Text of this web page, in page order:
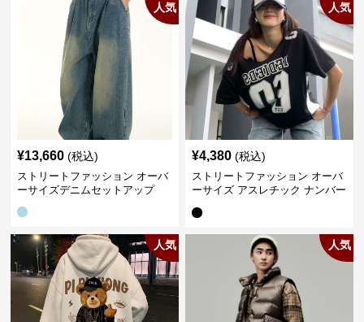
人気
¥13,660 (税込)
ストリートファッション オーバ
ーサイズデニムセットアップ
人気
¥4,380 (税込)
ストリートファッション オーバ
ーサイズ アスレチック ナンバー
人気 人気